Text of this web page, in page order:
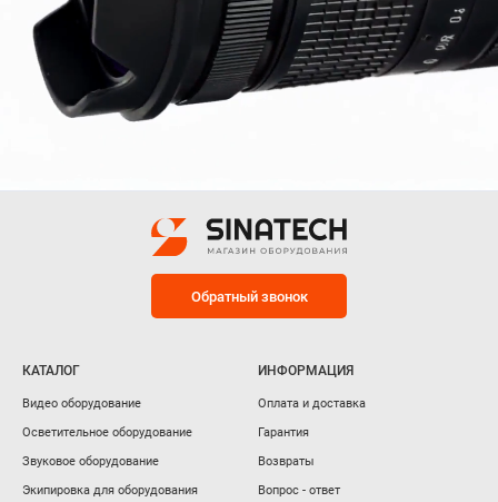
Обратный звонок
КАТАЛОГ
Видео оборудование
Осветительное оборудование
Звуковое оборудование
Экипировка для оборудования
ИНФОРМАЦИЯ
Оплата и доставка
Гарантия
Возвраты
Вопрос - ответ